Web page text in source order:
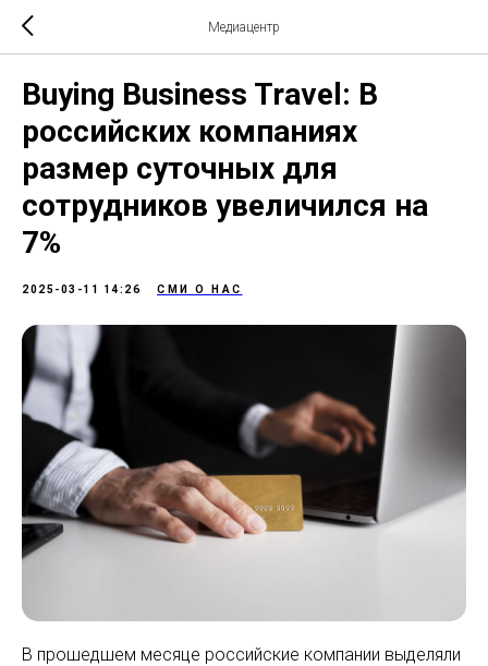
Медиацентр
Buying Business Travel: В
российских компаниях
размер суточных для
сотрудников увеличился на
7%
2025-03-11 14:26 СМИ О НАС
В прошедшем месяце российские компании выделяли